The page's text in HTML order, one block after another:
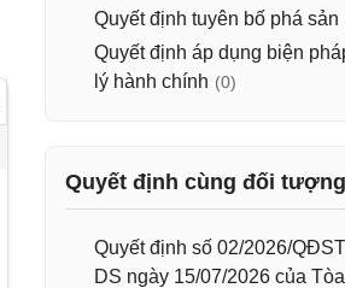
Quyết định tuyên bố phá sản
Quyết định áp dụng biện
lý hành chính (0)
Quyết định cùng đối tượng
Quyết định số 02/2026/
DS ngày 15/07/2026 của